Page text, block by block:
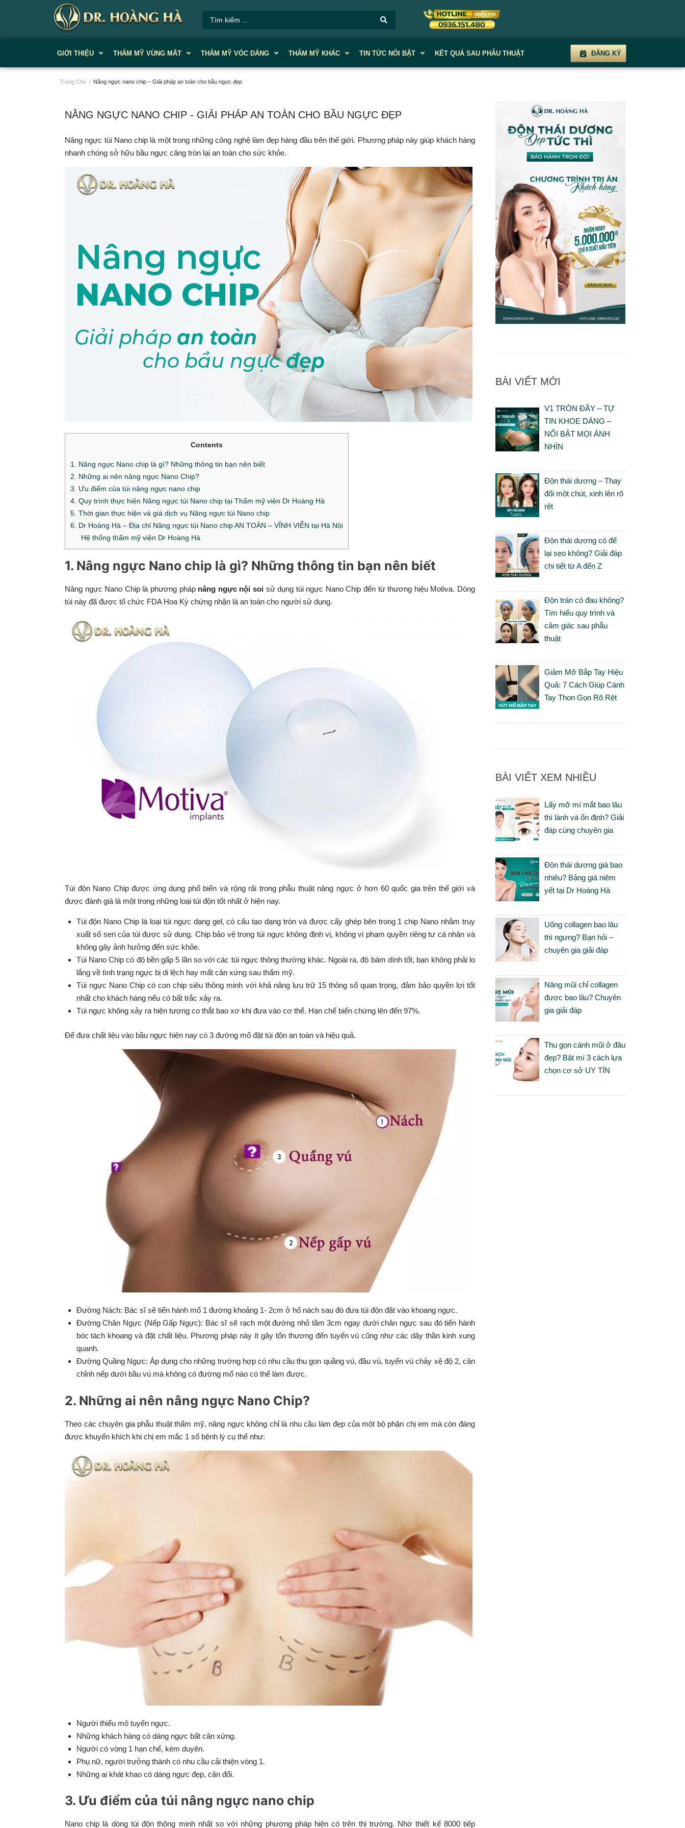
GIỚI THIỆU THẨM MỸ VÙNG MĂT THẨM MỸ VÓC DÁNG THẨM MỸ KHÁC TIN TỨC NỔI BẬT KẾT QUẢ SAU PHẪU THUẬT ĐĂNG KÝ
Trang Chủ / Nâng ngực nano chip – Giải pháp an toàn cho bầu ngực đẹp
NÂNG NGỰC NANO CHIP - GIẢI PHÁP AN TOÀN CHO BẦU NGỰC ĐẸP
Nâng ngực túi Nano chip là một trong những công nghệ làm đẹp hàng đầu trên thế giới. Phương pháp này giúp khách hàng
nhanh chóng sở hữu bầu ngực căng tròn lại an toàn cho sức khỏe.
Contents
1. Nâng ngực Nano chip là gì? Những thông tin bạn nên biết
2. Những ai nên nâng ngực Nano Chip?
3. Ưu điểm của túi nâng ngực nano chip
4. Quy trình thực hiện Nâng ngực túi Nano chip tại Thẩm mỹ viện Dr Hoàng Hà
5. Thời gian thực hiện và giá dịch vụ Nâng ngực túi Nano chip
6. Dr Hoàng Hà – Địa chỉ Nâng ngực túi Nano chip AN TOÀN – VĨNH VIỄN tại Hà Nội
Hệ thống thẩm mỹ viện Dr Hoàng Hà
1. Nâng ngực Nano chip là gì? Những thông tin bạn nên biết
Nâng ngực Nano Chip là phương pháp nâng ngực nội soisử dụng túi ngực Nano Chip đến từ thương hiệu Motiva. Dòng
túi này đã được tổ chức FDA Hoa Kỳ chứng nhận là an toàn cho người sử dụng.
Túi độn Nano Chip được ứng dụng phổ biến và rộng rãi trong phẫu thuật nâng ngực ở hơn 60 quốc gia trên thế giới và
được đánh giá là một trong những loại túi độn tốt nhất ở hiện nay.
Túi độn Nano Chip là loại túi ngực dạng gel, có cấu tạo dạng tròn và được cấy ghép bên trong 1 chip Nano nhằm truy
xuất số seri của túi được sử dụng. Chip bảo vệ trong túi ngực không định vị, không vi phạm quyền riêng tư cá nhân và
không gây ảnh hưởng đến sức khỏe.
Túi Nano Chip có độ bền gấp 5 lần so với các túi ngực thông thường khác. Ngoài ra, độ bám dính tốt, bạn không phải lo
lắng về tình trạng ngực bị di lệch hay mất cân xứng sau thẩm mỹ.
Túi ngực Nano Chip có con chip siêu thông minh với khả năng lưu trữ 15 thông số quan trọng, đảm bảo quyền lợi tốt
nhất cho khách hàng nếu có bất trắc xảy ra.
Túi ngực không xảy ra hiện tượng co thắt bao xơ khi đưa vào cơ thể. Hạn chế biến chứng lên đến 97%.
Để đưa chất liệu vào bầu ngực hiện nay có 3 đường mổ đặt túi độn an toàn và hiệu quả.
Đường Nách: Bác sĩ sẽ tiến hành mổ 1 đường khoảng 1- 2cm ở hố nách sau đó đưa túi độn đặt vào khoang ngực.
Đường Chân Ngực (Nếp Gấp Ngực): Bác sĩ sẽ rạch một đường nhỏ tầm 3cm ngay dưới chân ngực sau đó tiến hành
bóc tách khoang và đặt chất liệu. Phương pháp này ít gây tổn thương đến tuyến vú cũng như các dây thần kinh xung
quanh.
Đường Quầng Ngực: Áp dụng cho những trường hợp có nhu cầu thu gọn quầng vú, đầu vú, tuyến vú chảy xệ độ 2, cân
chỉnh nếp dưới bầu vú mà không có đường mổ nào có thể làm được.
2. Những ai nên nâng ngực Nano Chip?
Theo các chuyên gia phẫu thuật thẩm mỹ, nâng ngực không chỉ là nhu cầu làm đẹp của một bộ phận chị em mà còn đáng
được khuyến khích khi chị em mắc 1 số bệnh lý cụ thể như:
Người thiếu mô tuyến ngực.
Những khách hàng có dáng ngực bất cân xứng.
Người có vòng 1 hạn chế, kém duyên.
Phụ nữ, người trưởng thành có nhu cầu cải thiện vòng 1.
Những ai khát khao có dáng ngực đẹp, cân đối.
3. Ưu điểm của túi nâng ngực nano chip
Nano chip là dòng túi độn thông minh nhất so với những phương pháp hiện có trên thị trường. Nhờ thiết kế 8000 tiếp
BÀI VIẾT MỚI
V1 TRÒN ĐẦY – TỰ
TIN KHOE DÁNG –
NỔI BẬT MỌI ÁNH
NHÌN
Độn thái dương – Thay
đổi một chút, xinh lên rõ
rệt
Độn thái dương có để
lại sẹo không? Giải đáp
chi tiết từ A đến Z
Độn trán có đau không?
Tìm hiểu quy trình và
cảm giác sau phẫu
thuật
Giảm Mỡ Bắp Tay Hiệu
Quả: 7 Cách Giúp Cánh
Tay Thon Gọn Rõ Rệt
BÀI VIẾT XEM NHIỀU
Lấy mỡ mí mắt bao lâu
thì lành và ổn định? Giải
đáp cùng chuyên gia
Độn thái dương giá bao
nhiêu? Bảng giá niêm
yết tại Dr Hoàng Hà
Uống collagen bao lâu
thì ngưng? Bạn hỏi –
chuyên gia giải đáp
Nâng mũi chỉ collagen
được bao lâu? Chuyên
gia giải đáp
Thu gọn cánh mũi ở đâu
đẹp? Bật mí 3 cách lựa
chọn cơ sở UY TÍN